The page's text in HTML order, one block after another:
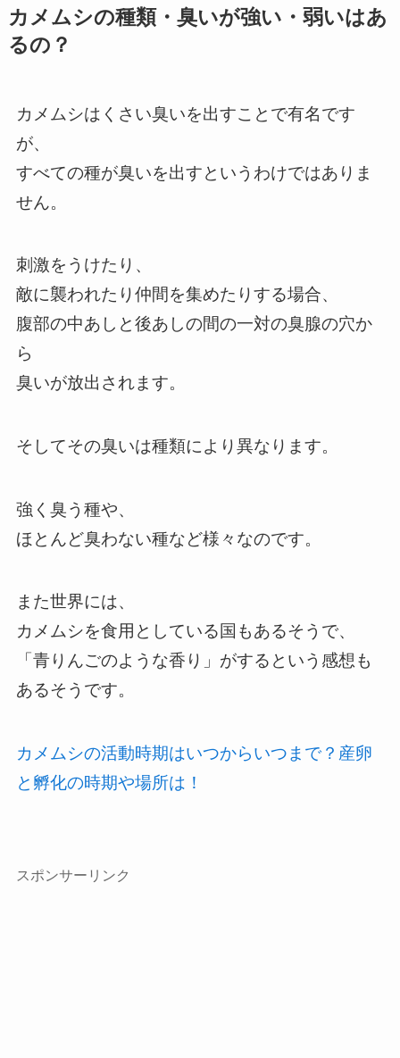
カメムシの種類・臭いが強い・弱いはあ
るの？
カメムシはくさい臭いを出すことで有名です
が、
すべての種が臭いを出すというわけではありま
せん。
刺激をうけたり、
敵に襲われたり仲間を集めたりする場合、
腹部の中あしと後あしの間の一対の臭腺の穴か
ら
臭いが放出されます。
そしてその臭いは種類により異なります。
強く臭う種や、
ほとんど臭わない種など様々なのです。
また世界には、
カメムシを食用としている国もあるそうで、
「青りんごのような香り」がするという感想も
あるそうです。
カメムシの活動時期はいつからいつまで？産卵
と孵化の時期や場所は！
スポンサーリンク